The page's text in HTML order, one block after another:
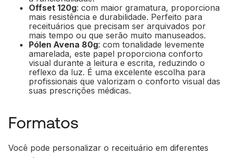
Offset 120g: com maior gramatura, proporciona
mais resistência e durabilidade. Perfeito para
receituários que precisam ser arquivados por
mais tempo ou que serão muito manuseados.
Pólen Avena 80g: com tonalidade levemente
amarelada, este papel proporciona conforto
visual durante a leitura e escrita, reduzindo o
reflexo da luz. É uma excelente escolha para
profissionais que valorizam o conforto visual das
suas prescrições médicas.
Formatos
Você pode personalizar o receituário em diferentes